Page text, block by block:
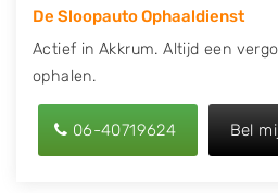
De Sloopauto Ophaaldienst
Actief in Akkrum. Altijd een
ophalen.
06-40719624 Bel